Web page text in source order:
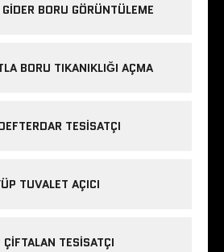
BORU GÖRÜNTÜLEME
BORU TIKANIKLIĞI AÇMA
TESISATÇI
TUVALET AÇICI
ÇIFTALAN TESISATÇI